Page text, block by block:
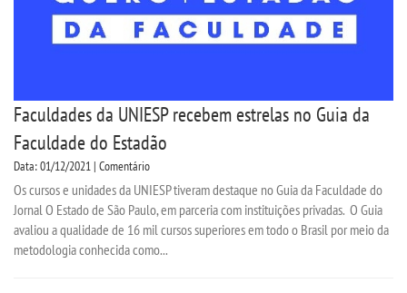
Faculdades da UNIESP recebem estrelas no Guia da
Faculdade do Estadão
Data: 01/12/2021 | Comentário
Os cursos e unidades da UNIESP tiveram destaque no Guia da Faculdade do
Jornal O Estado de São Paulo, em parceria com instituições privadas. O Guia
avaliou a qualidade de 16 mil cursos superiores em todo o Brasil por meio da
metodologia conhecida como...